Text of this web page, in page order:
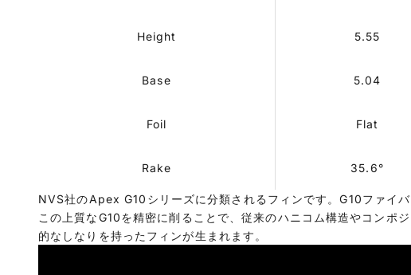
Height 5.55
Base 5.04
Foil Flat
Rake 35.6°
NVS社のApex G10シリーズに分類されるフィンです。G10ファイ
この上質なG10を精密に削ることで、従来のハニコム構造やコンポ
的なしなりを持ったフィンが生まれます。